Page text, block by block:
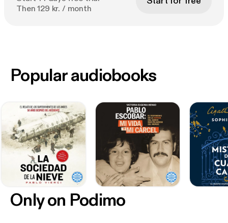
Then 129 kr. / month
Only on Podimo
Popular audiobooks